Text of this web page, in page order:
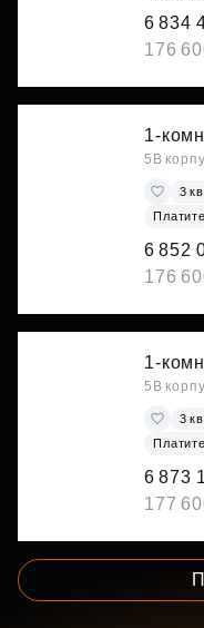
6 834
176
1-
5В
3
6 852
176
1-
5В
3
6 873
177